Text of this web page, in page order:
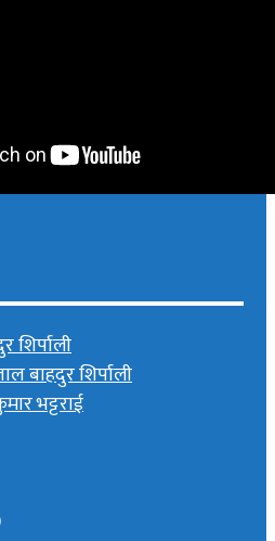
शिर्पाली
बाहदुर शिर्पाली
भट्टराई